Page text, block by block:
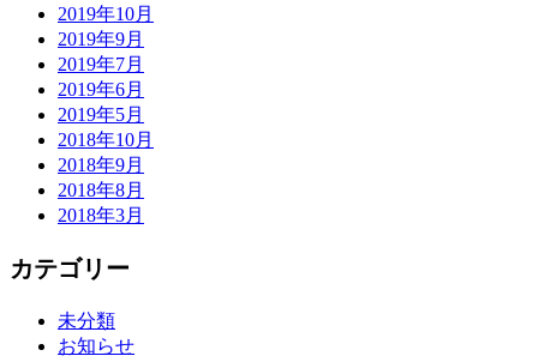
2019年10月
2019年9月
2019年7月
2019年6月
2019年5月
2018年10月
2018年9月
2018年8月
2018年3月
カテゴリー
未分類
お知らせ